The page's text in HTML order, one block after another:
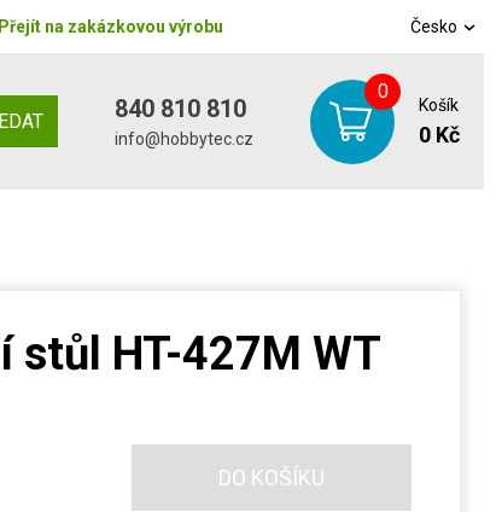
Přejít na zakázkovou výrobu Česko
840 810 810
info@hobbytec.cz
0
Košík
0 Kč
stůl HT-427M WT
DO KOŠÍKU